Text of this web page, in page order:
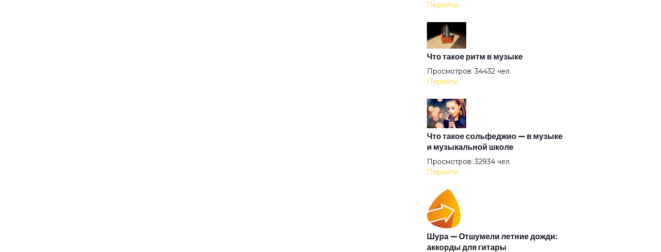
Вольная птица
Ворона
Встретились на счастье
Выживший
Гагарин
Гарь
Перейти
Что такое ритм в музыке
Просмотров: 34432 чел.
Перейти
Что такое сольфеджио — в музыке
и музыкальной школе
Просмотров: 32934 чел.
Перейти
Шура — Отшумели летние дожди:
аккорды для гитары